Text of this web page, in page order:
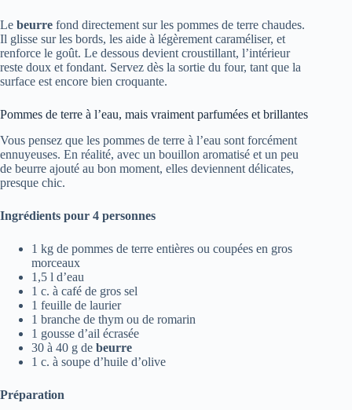
Le beurre fond directement sur les pommes de terre chaudes.
Il glisse sur les bords, les aide à légèrement caraméliser, et
renforce le goût. Le dessous devient croustillant, l’intérieur
reste doux et fondant. Servez dès la sortie du four, tant que la
surface est encore bien croquante.
Pommes de terre à l’eau, mais vraiment parfumées et brillantes
Vous pensez que les pommes de terre à l’eau sont forcément
ennuyeuses. En réalité, avec un bouillon aromatisé et un peu
de beurre ajouté au bon moment, elles deviennent délicates,
presque chic.
Ingrédients pour 4 personnes
1 kg de pommes de terre entières ou coupées en gros
morceaux
1,5 l d’eau
1 c. à café de gros sel
1 feuille de laurier
1 branche de thym ou de romarin
1 gousse d’ail écrasée
30 à 40 g de beurre
1 c. à soupe d’huile d’olive
Préparation